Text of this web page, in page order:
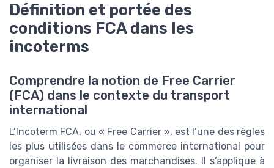
Définition et portée des
conditions FCA dans les
incoterms
Comprendre la notion de Free Carrier
(FCA) dans le contexte du transport
international
L’Incoterm FCA, ou « Free Carrier », est l’une des règles
les plus utilisées dans le commerce international pour
organiser la livraison des marchandises. Il s’applique à